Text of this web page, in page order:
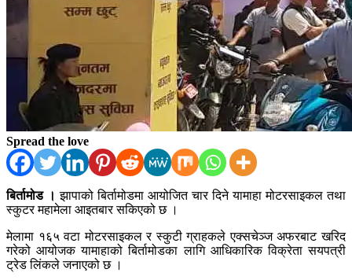
Spread the love
बिर्तामोड । झापाको बिर्तामोडमा आयोजित चार दिने यामाहा मोटरसाइकल तथा
स्कुटर महामेला आइतबार सकिएको छ ।
मेलामा १६५ वटा मोटरसाइकल र स्कुटी ग्राहकले एक्सचेञ्ज अफरबाट खरिद
गरेको आयोजक यामाहाको बिर्तामोडका लागि आधिकारिक विक्रेता सयपत्री
ट्रेड लिंकले जनाएको छ ।